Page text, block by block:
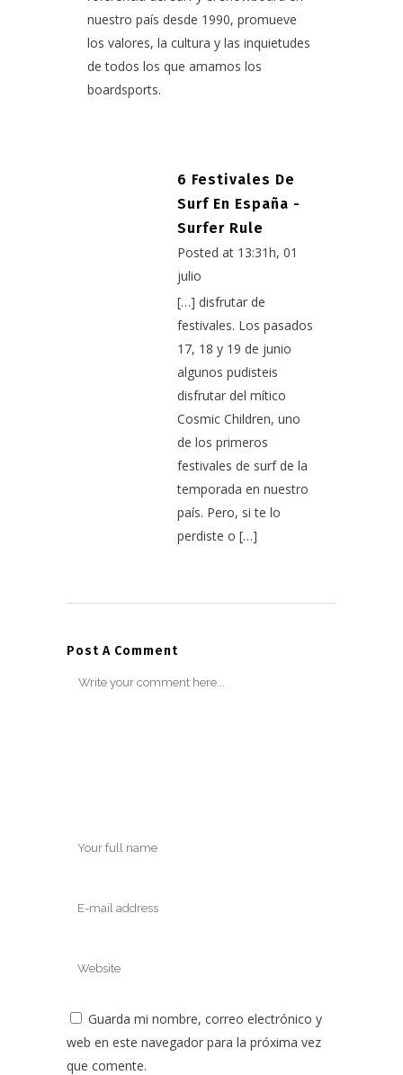
nuestro país desde 1990, promueve
los valores, la cultura y las inquietudes
de todos los que amamos los
boardsports.
6 Festivales De
Surf En España -
Surfer Rule
Posted at 13:31h, 01
julio
[…] disfrutar de
festivales. Los pasados
17, 18 y 19 de junio
algunos pudisteis
disfrutar del mítico
Cosmic Children, uno
de los primeros
festivales de surf de la
temporada en nuestro
país. Pero, si te lo
perdiste o […]
Post A Comment
Guarda mi nombre, correo electrónico y
web en este navegador para la próxima vez
que comente.